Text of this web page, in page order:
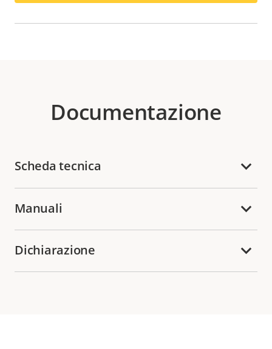
Documentazione
Scheda tecnica
Manuali
Dichiarazione